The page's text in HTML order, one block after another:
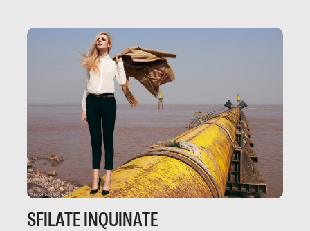
trae un guadagno. In questo reportage vediamo
quale e come.
SFILATE INQUINATE